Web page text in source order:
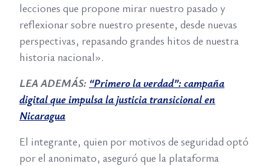
lecciones que propone mirar nuestro pasado y
reflexionar sobre nuestro presente, desde nuevas
perspectivas, repasando grandes hitos de nuestra
historia nacional».
LEA ADEMÁS: “Primero la verdad”: campaña
digital que impulsa la justicia transicional en
Nicaragua
El integrante, quien por motivos de seguridad optó
por el anonimato, aseguró que la plataforma